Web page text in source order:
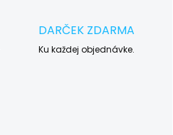
DARČEK ZDARMA
Ku každej objednávke.